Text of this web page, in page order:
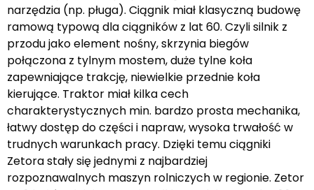
narzędzia (np. pługa). Ciągnik miał klasyczną budowę
ramową typową dla ciągników z lat 60. Czyli silnik z
przodu jako element nośny, skrzynia biegów
połączona z tylnym mostem, duże tylne koła
zapewniające trakcję, niewielkie przednie koła
kierujące. Traktor miał kilka cech
charakterystycznych min. bardzo prosta mechanika,
łatwy dostęp do części i napraw, wysoka trwałość w
trudnych warunkach pracy. Dzięki temu ciągniki
Zetora stały się jednymi z najbardziej
rozpoznawalnych maszyn rolniczych w regionie. Zetor